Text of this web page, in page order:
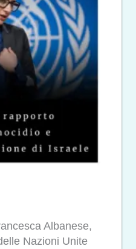
Albanese,
Nazioni Unite